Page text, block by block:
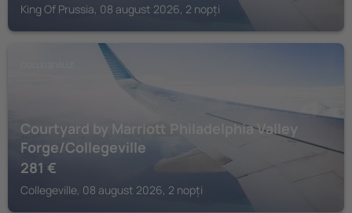
King Of Prussia, 08 august 2026, 2 nopți
Courtyard by Marriott Philadelphia Valley
Forge/Collegeville
281 €
Collegeville, 08 august 2026, 2 nopți